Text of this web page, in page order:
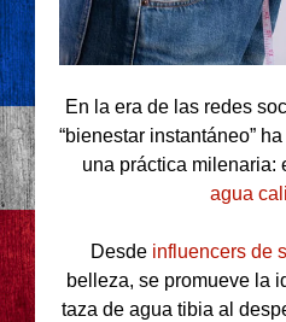
En la era de las redes
“bienestar instantáneo”
una práctica milenaria:
agua
Desde influencers de
belleza, se promueve la
taza de agua tibia al